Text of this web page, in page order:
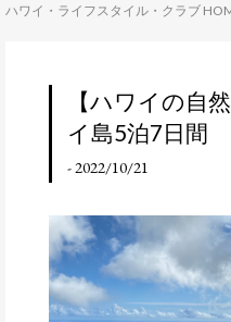
ハワイ・ライフスタイル・クラブ
【ハワイの自
イ島5泊7日間
- 2022/10/21